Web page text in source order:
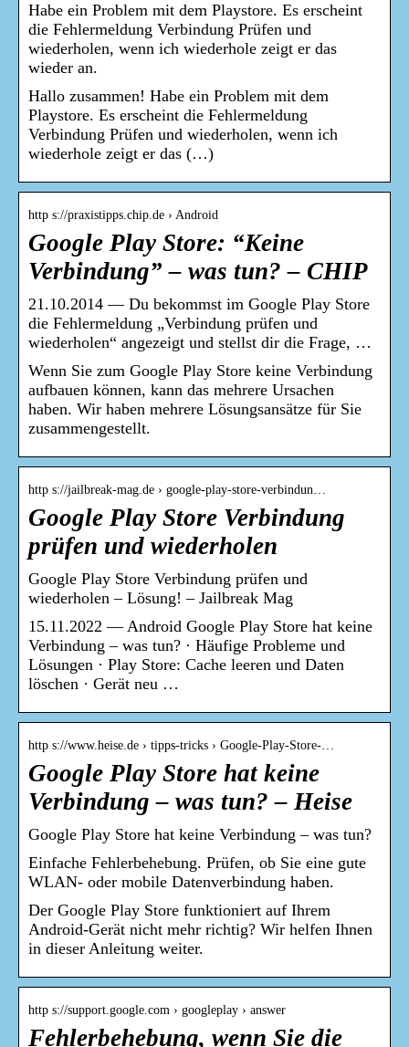
Habe ein Problem mit dem Playstore. Es erscheint
die Fehlermeldung Verbindung Prüfen und
wiederholen, wenn ich wiederhole zeigt er das
wieder an.
Hallo zusammen! Habe ein Problem mit dem
Playstore. Es erscheint die Fehlermeldung
Verbindung Prüfen und wiederholen, wenn ich
wiederhole zeigt er das (…)
http s://praxistipps.chip.de › Android
Google Play Store: “Keine
Verbindung” – was tun? – CHIP
21.10.2014 — Du bekommst im Google Play Store
die Fehlermeldung „Verbindung prüfen und
wiederholen“ angezeigt und stellst dir die Frage, …
Wenn Sie zum Google Play Store keine Verbindung
aufbauen können, kann das mehrere Ursachen
haben. Wir haben mehrere Lösungsansätze für Sie
zusammengestellt.
http s://jailbreak-mag.de › google-play-store-verbindun…
Google Play Store Verbindung
prüfen und wiederholen
Google Play Store Verbindung prüfen und
wiederholen – Lösung! – Jailbreak Mag
15.11.2022 — Android Google Play Store hat keine
Verbindung – was tun? · Häufige Probleme und
Lösungen · Play Store: Cache leeren und Daten
löschen · Gerät neu …
http s://www.heise.de › tipps-tricks › Google-Play-Store-…
Google Play Store hat keine
Verbindung – was tun? – Heise
Google Play Store hat keine Verbindung – was tun?
Einfache Fehlerbehebung. Prüfen, ob Sie eine gute
WLAN- oder mobile Datenverbindung haben.
Der Google Play Store funktioniert auf Ihrem
Android-Gerät nicht mehr richtig? Wir helfen Ihnen
in dieser Anleitung weiter.
http s://support.google.com › googleplay › answer
Fehlerbehebung, wenn Sie die